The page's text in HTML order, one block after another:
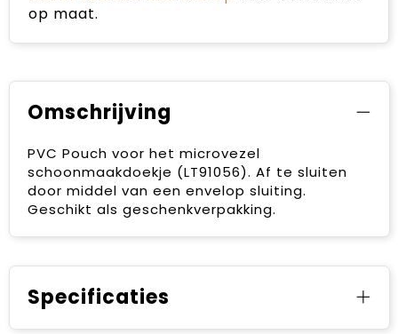
op maat.
Omschrijving
PVC Pouch voor het microvezel
schoonmaakdoekje (LT91056). Af te sluiten
door middel van een envelop sluiting.
Geschikt als geschenkverpakking.
Specificaties